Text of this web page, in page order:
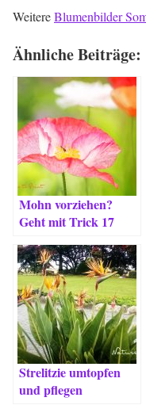
WeitereBlumenbilder
Ähnliche Beiträge:
Mohn vorziehen?
Geht mit Trick 17
Strelitzie umtopfen
und pflegen